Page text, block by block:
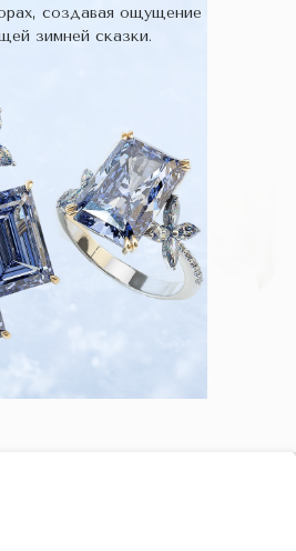
создавая ощущение
зимней сказки.